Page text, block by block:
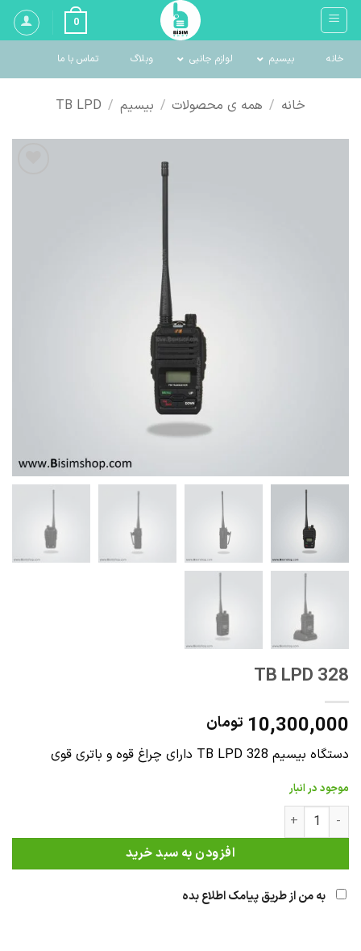
Skip
0
خانه بیسیم لوازم جانبی وبلاگ تماس با ما
خانه / همه ی محصولات / بیسیم /
TB LPD
TB LPD 328
10,300,000 تومان
دستگاه بیسیم TB LPD 328 دارای چراغ قوه و باتری قوی
موجود در انبار
TB LPD 328 عدد
افزودن به سبد خرید
به من از طریق پیامک اطلاع بده